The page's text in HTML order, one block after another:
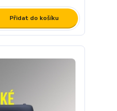
Přidat do košíku